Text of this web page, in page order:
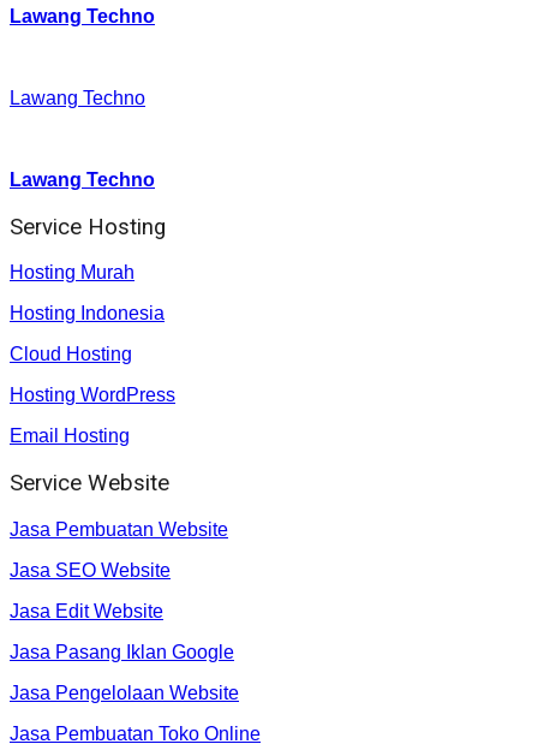
Lawang Techno
Lawang Techno
Lawang Techno
Service Hosting
Hosting Murah
Hosting Indonesia
Cloud Hosting
Hosting WordPress
Email Hosting
Service Website
Jasa Pembuatan Website
Jasa SEO Website
Jasa Edit Website
Jasa Pasang Iklan Google
Jasa Pengelolaan Website
Jasa Pembuatan Toko Online